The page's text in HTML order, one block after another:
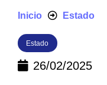
Inicio Estado
Estado
26/02/2025